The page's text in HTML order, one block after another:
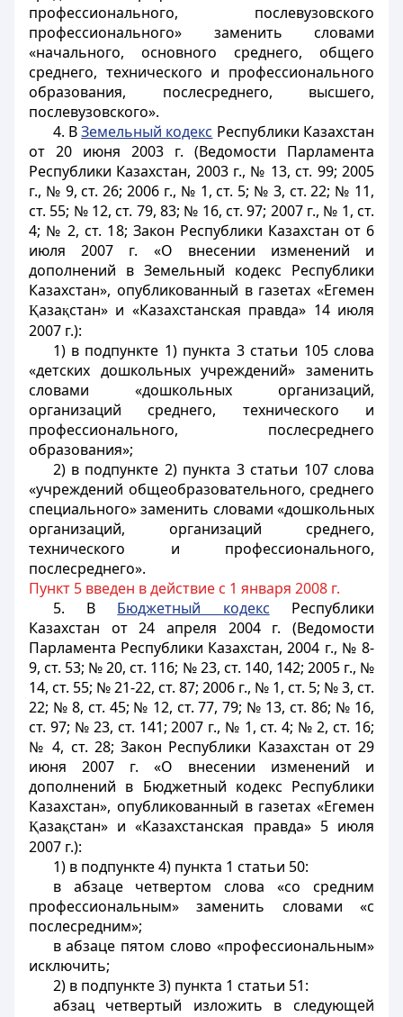
профессионального, послевузовского
профессионального» заменить словами
«начального, основного среднего, общего
среднего, технического и профессионального
образования, послесреднего, высшего,
послевузовского».
4. ВЗемельный кодекс Республики Казахстан
от 20 июня 2003 г. (Ведомости Парламента
Республики Казахстан, 2003 г., № 13, ст. 99; 2005
г., № 9, ст. 26; 2006 г., № 1, ст. 5; № 3, ст. 22; № 11,
ст. 55; № 12, ст. 79, 83; № 16, ст. 97; 2007 г., № 1, ст.
4; № 2, ст. 18; Закон Республики Казахстан от 6
июля 2007 г. «О внесении изменений и
дополнений в Земельный кодекс Республики
Казахстан», опубликованный в газетах «Егемен
Қазақстан» и «Казахстанская правда» 14 июля
2007 г.):
1) в подпункте 1) пункта 3 статьи 105 слова
«детских дошкольных учреждений» заменить
словами «дошкольных организаций,
организаций среднего, технического и
профессионального, послесреднего
образования»;
2) в подпункте 2) пункта 3 статьи 107 слова
«учреждений общеобразовательного, среднего
специального» заменить словами «дошкольных
организаций, организаций среднего,
технического и профессионального,
послесреднего».
Пункт 5 введен в действие с 1 января 2008 г.
5. В Бюджетный кодекс Республики
Казахстан от 24 апреля 2004 г. (Ведомости
Парламента Республики Казахстан, 2004 г., № 8-
9, ст. 53; № 20, ст. 116; № 23, ст. 140, 142; 2005 г., №
14, ст. 55; № 21-22, ст. 87; 2006 г., № 1, ст. 5; № 3, ст.
22; № 8, ст. 45; № 12, ст. 77, 79; № 13, ст. 86; № 16,
ст. 97; № 23, ст. 141; 2007 г., № 1, ст. 4; № 2, ст. 16;
№ 4, ст. 28; Закон Республики Казахстан от 29
июня 2007 г. «О внесении изменений и
дополнений в Бюджетный кодекс Республики
Казахстан», опубликованный в газетах «Егемен
Қазақстан» и «Казахстанская правда» 5 июля
2007 г.):
1) в подпункте 4) пункта 1 статьи 50:
в абзаце четвертом слова «со средним
профессиональным» заменить словами «с
послесредним»;
в абзаце пятом слово «профессиональным»
исключить;
2) в подпункте 3) пункта 1 статьи 51:
абзац четвертый изложить в следующей